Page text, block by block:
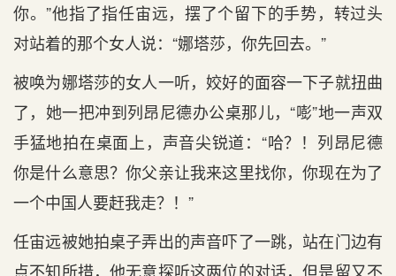
你。”他指了指任宙远，摆了个留下的手势，转过头
对站着的那个女人说：“娜塔莎，你先回去。”
被唤为娜塔莎的女人一听，姣好的面容一下子就扭曲
了，她一把冲到列昂尼德办公桌那儿，“嘭”地一声双
手猛地拍在桌面上，声音尖锐道：“哈？！列昂尼德
你是什么意思？你父亲让我来这里找你，你现在为了
一个中国人要赶我走？！”
任宙远被她拍桌子弄出的声音吓了一跳，站在门边有
点不知所措，他无意探听这两位的对话，但是留又不